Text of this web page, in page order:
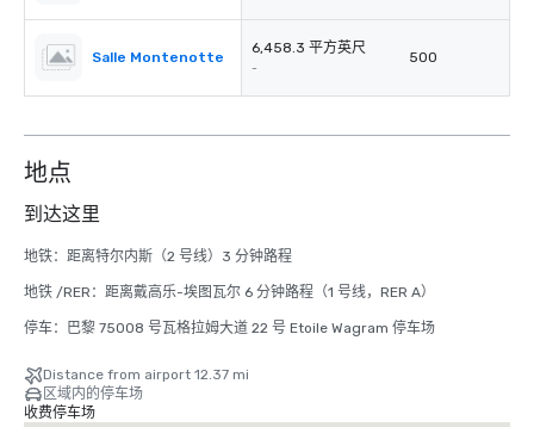
Salle Montenotte
6,458.3 平方英尺
-
500
地点
到达这里
地铁：距离特尔内斯（2 号线）3 分钟路程
地铁 /RER：距离戴高乐-埃图瓦尔 6 分钟路程（1 号线，RER A）
停车：巴黎 75008 号瓦格拉姆大道 22 号 Etoile Wagram 停车场
Distance from airport 12.37 mi
区域内的停车场
收费停车场